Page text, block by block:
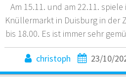
Am 15.11. und am 22.11.
Knüllermarkt in Duisburg in der
bis 18.00. Es ist immer sehr
christoph 23/10/